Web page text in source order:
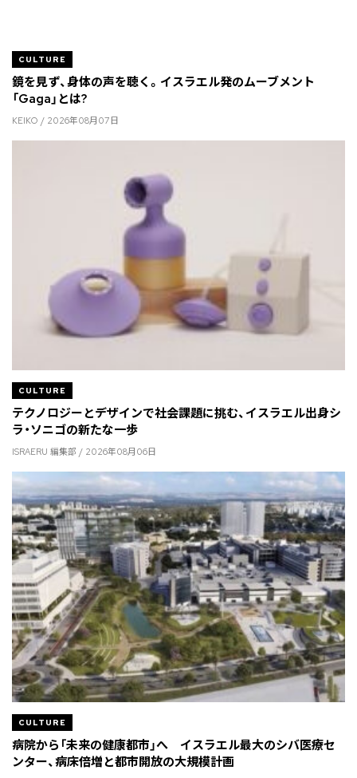
CULTURE
鏡を見ず、身体の声を聴く。イスラエル発のムーブメント
「Gaga」とは?
KEIKO / 2026年08月07日
CULTURE
テクノロジーとデザインで社会課題に挑む、イスラエル出身シ
ラ・ソニゴの新たな一歩
ISRAERU 編集部 / 2026年08月06日
CULTURE
病院から「未来の健康都市」へ イスラエル最大のシバ医療セ
ンター、病床倍増と都市開放の大規模計画